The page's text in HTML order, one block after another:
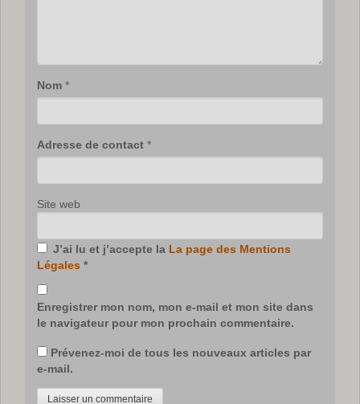
Nom *
Adresse de contact *
Site web
J’ai lu et j’accepte la La page des Mentions
Légales *
Enregistrer mon nom, mon e-mail et mon site dans
le navigateur pour mon prochain commentaire.
Prévenez-moi de tous les nouveaux articles par
e-mail.